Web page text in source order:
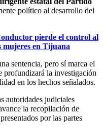
político al desarrollo del
pierde el control al
mujeres en Tijuana
sentencia, pero sí marca el
profundizará la investigación
en los hechos señalados.
autoridades judiciales
la recopilación de
por las partes